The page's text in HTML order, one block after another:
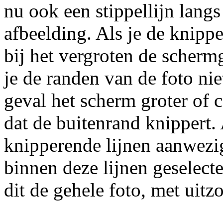
nu ook een stippellijn
afbeelding. Als je de
bij het vergroten de
je de randen van de foto
geval het scherm groter of
dat de buitenrand knippert.
knipperende lijnen
binnen deze lijnen
dit de gehele foto, met